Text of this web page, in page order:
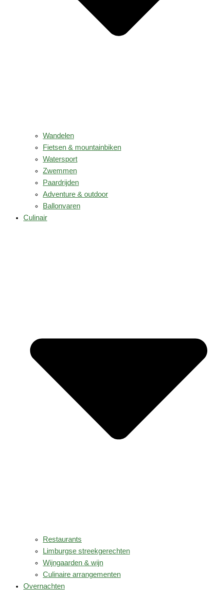
Wandelen
Fietsen & mountainbiken
Watersport
Zwemmen
Paardrijden
Adventure & outdoor
Ballonvaren
Culinair
Restaurants
Limburgse streekgerechten
Wijngaarden & wijn
Culinaire arrangementen
Overnachten